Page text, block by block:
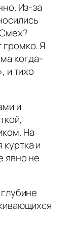
Из-за
громко. Я
когда-
и тихо
и
На
и
явно не